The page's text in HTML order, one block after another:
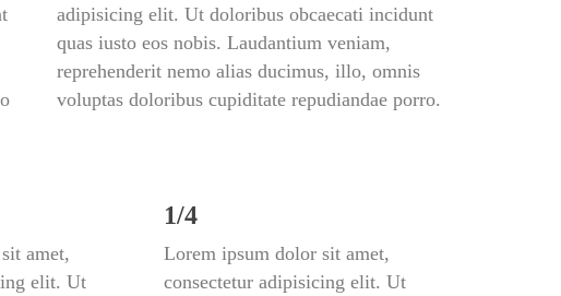
adipisicing elit. Ut doloribus obcaecati incidunt
quas iusto eos nobis. Laudantium veniam,
reprehenderit nemo alias ducimus, illo, omnis
voluptas doloribus cupiditate repudiandae porro.
amet,
elit. Ut
1/4
Lorem ipsum dolor sit amet,
consectetur adipisicing elit. Ut